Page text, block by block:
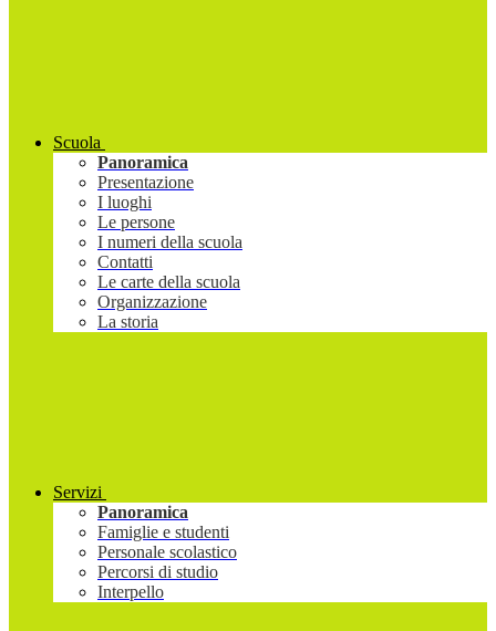
Scuola
Panoramica
Presentazione
I luoghi
Le persone
I numeri della scuola
Contatti
Le carte della scuola
Organizzazione
La storia
Servizi
Panoramica
Famiglie e studenti
Personale scolastico
Percorsi di studio
Interpello